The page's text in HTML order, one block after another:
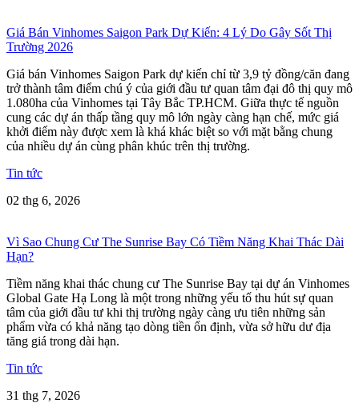
Giá Bán Vinhomes Saigon Park Dự Kiến: 4 Lý Do Gây Sốt Thị
Trường 2026
Giá bán Vinhomes Saigon Park dự kiến chỉ từ 3,9 tỷ đồng/căn đang
trở thành tâm điểm chú ý của giới đầu tư quan tâm đại đô thị quy mô
1.080ha của Vinhomes tại Tây Bắc TP.HCM. Giữa thực tế nguồn
cung các dự án thấp tầng quy mô lớn ngày càng hạn chế, mức giá
khởi điểm này được xem là khá khác biệt so với mặt bằng chung
của nhiều dự án cùng phân khúc trên thị trường.
Tin tức
02 thg 6, 2026
Vì Sao Chung Cư The Sunrise Bay Có Tiềm Năng Khai Thác Dài
Hạn?
Tiềm năng khai thác chung cư The Sunrise Bay tại dự án Vinhomes
Global Gate Hạ Long là một trong những yếu tố thu hút sự quan
tâm của giới đầu tư khi thị trường ngày càng ưu tiên những sản
phẩm vừa có khả năng tạo dòng tiền ổn định, vừa sở hữu dư địa
tăng giá trong dài hạn.
Tin tức
31 thg 7, 2026